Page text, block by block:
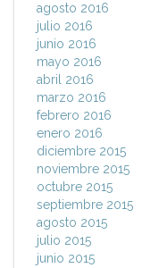
agosto 2016
julio 2016
junio 2016
mayo 2016
abril 2016
marzo 2016
febrero 2016
enero 2016
diciembre 2015
noviembre 2015
octubre 2015
septiembre 2015
agosto 2015
julio 2015
junio 2015